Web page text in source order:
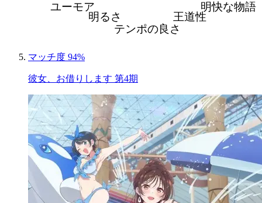
明快な物語
王道性
テンポの良さ
明るさ
ユーモア
マッチ度 94%
彼女、お借りします 第4期